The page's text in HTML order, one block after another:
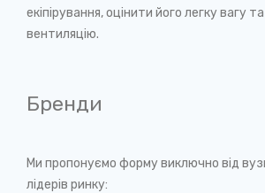
екіпірування, оцінити його легку вагу
вентиляцію.
Бренди
Ми пропонуємо форму виключно від
лідерів ринку: